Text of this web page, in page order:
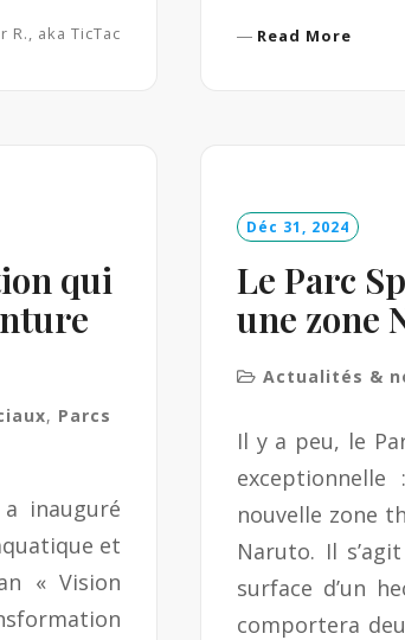
R., aka TicTac Read More
e
qui
, Parcs
inauguré
et
« Vision
Déc 31, 2024
Le Parc
une zone
Actualités &
Il y a peu, le
exceptionnelle
nouvelle zone
Naruto. Il
surface d’un
comportera